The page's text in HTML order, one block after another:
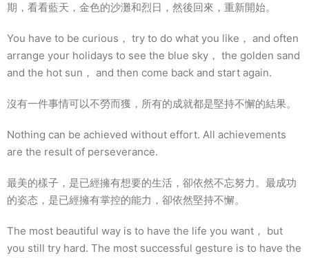
期，看看藍天，金色的沙灘和烈日，然後回來，重新開始。
You have to be curious， try to do what you like， and often
arrange your holidays to see the blue sky， the golden sand
and the hot sun， and then come back and start again.
沒有一件事情可以不勞而獲，所有的成就都是堅持不懈的結果。
Nothing can be achieved without effort. All achievements
are the result of perseverance.
最美的樣子，是已經擁有想要的生活，卻依然不忘努力。最成功
的姿态，是已經擁有掌控的能力，卻依然堅持不懈。
The most beautiful way is to have the life you want， but
you still try hard. The most successful gesture is to have the